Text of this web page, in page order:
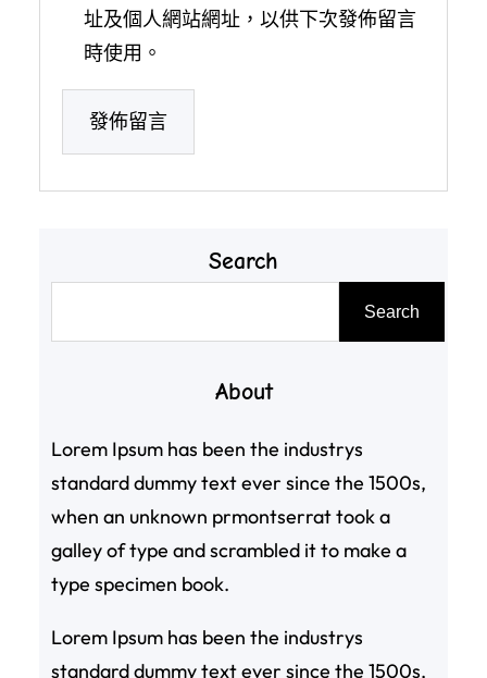
址及個人網站網址，以供下次發佈留言
時使用。
Search
Search
About
Lorem Ipsum has been the industrys
standard dummy text ever since the 1500s,
when an unknown prmontserrat took a
galley of type and scrambled it to make a
type specimen book.
Lorem Ipsum has been the industrys
standard dummy text ever since the 1500s,